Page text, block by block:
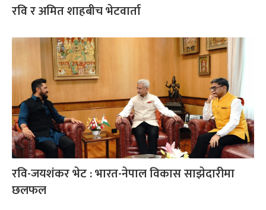
रवि र अमित शाहबीच भेटवार्ता
रवि-जयशंकर भेट : भारत-नेपाल विकास साझेदारीमा
छलफल